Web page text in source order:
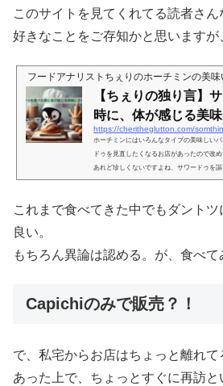
このサイトを見てくれてる読者さ
好きなことをご存知かと思いますが
フードアナリストちぇりのホーチミンの美味
【ちぇりの独り言】
時に、体が感じる美
https://cheritheglutton.com/
ホーチミンにはいろんなタイプの美味しい
ドゥを見直したくなるお店があったので改
あれど珍しくないですよね、サワードゥを
当然ながらお店によっていろいろ違う。と
すが。。。いうほど酸っぱくないよなー。
これまで食べてきた中でもダント
良い。
もちろん異論は認める。が、食べて
Capichiのみで販売？！
で、私宅からお店はちょっと離れ
あった上で、ちょっとすぐに再訪と